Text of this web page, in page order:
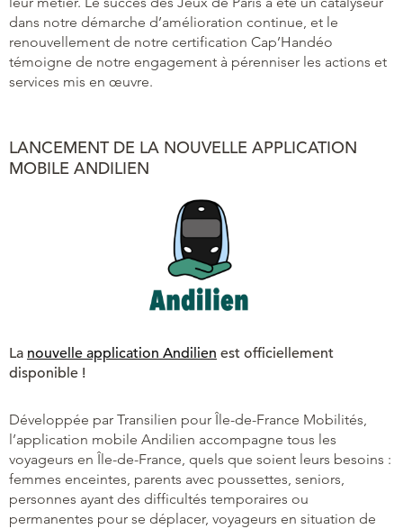
dans notre démarche d’amélioration continue, et le
renouvellement de notre certification Cap’Handéo
témoigne de notre engagement à pérenniser les actions et
services mis en œuvre.
LANCEMENT DE LA NOUVELLE APPLICATION
MOBILE ANDILIEN
La nouvelle application Andilien est officiellement
disponible !
Développée par Transilien pour Île-de-France Mobilités,
l’application mobile Andilien accompagne tous les
voyageurs en Île-de-France, quels que soient leurs besoins :
femmes enceintes, parents avec poussettes, seniors,
personnes ayant des difficultés temporaires ou
permanentes pour se déplacer, voyageurs en situation de